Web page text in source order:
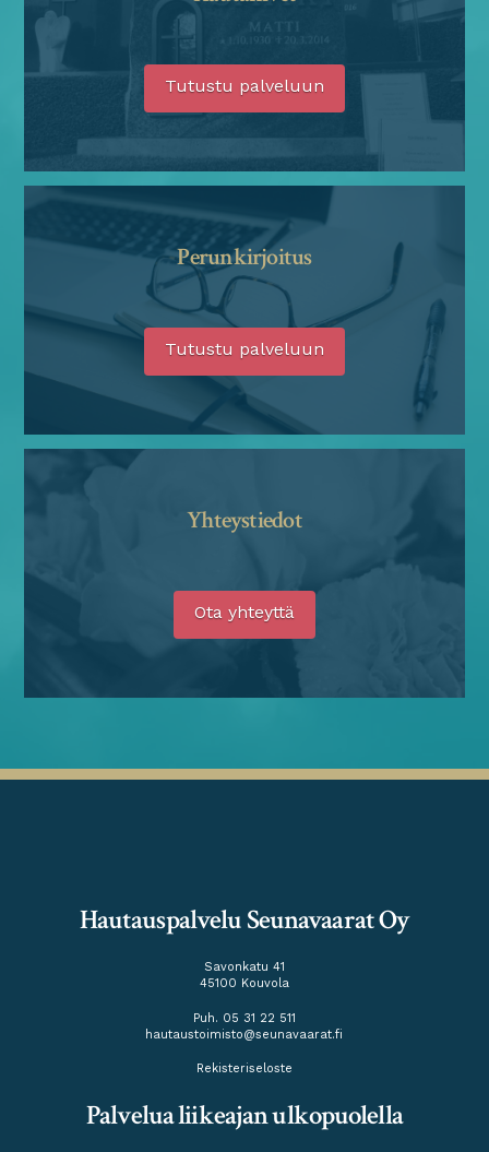
Tutustu palveluun
Perunkirjoitus
Tutustu palveluun
Yhteystiedot
Ota yhteyttä
Hautauspalvelu Seunavaarat Oy
Savonkatu 41
45100 Kouvola
Puh. 05 31 22 511
hautaustoimisto@seunavaarat.fi
Rekisteriseloste
Palvelua liikeajan ulkopuolella